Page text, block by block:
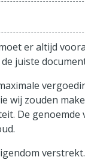
er altijd
juiste
wij zouden
De genoemde